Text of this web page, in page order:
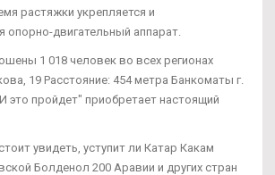
растяжки укрепляется и
опорно-двигательный аппарат.
1 018 человек во всех регионах
19 Расстояние: 454 метра Банкоматы г.
это пройдет" приобретает настоящий
увидеть, уступит ли Катар Какам
Болденол 200 Аравии и других стран